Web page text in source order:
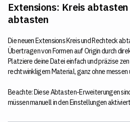
Extensions: Kreis
abtasten
Die neuen Extensions Kreis und Rechteck
Übertragen von Formen auf Origin durch
Platziere deine Datei einfach und präzise
rechtwinkligem Material, ganz ohne messen
Beachte: Diese Abtasten-Erweiterungen
müssen manuell in den Einstellungen